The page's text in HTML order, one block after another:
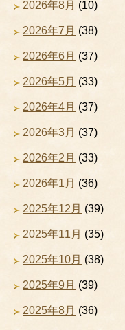
2026年8月 (10)
2026年7月 (38)
2026年6月 (37)
2026年5月 (33)
2026年4月 (37)
2026年3月 (37)
2026年2月 (33)
2026年1月 (36)
2025年12月 (39)
2025年11月 (35)
2025年10月 (38)
2025年9月 (39)
2025年8月 (36)